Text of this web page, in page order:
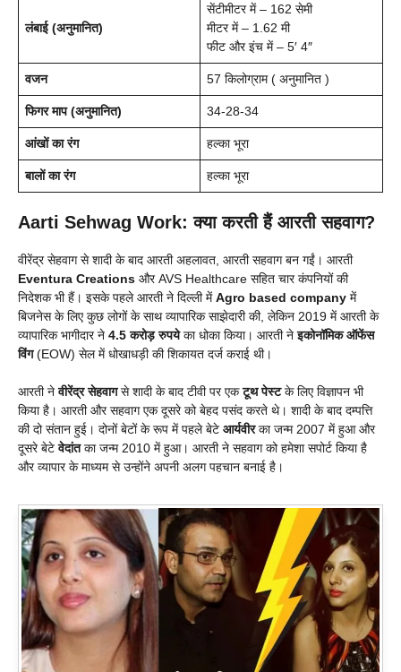
लंबाई (अनुमानित)
सेंटीमीटर में – 162 सेमी
मीटर में – 1.62 मी
फीट और इंच में – 5′ 4″
वजन 57 किलोग्राम ( अनुमानित )
फिगर माप (अनुमानित) 34-28-34
आंखों का रंग हल्का भूरा
बालों का रंग हल्का भूरा
Aarti Sehwag Work: क्या करती हैं आरती सहवाग?
वीरेंद्र सेहवाग से शादी के बाद आरती अहलावत, आरती सहवाग बन गईं। आरती
Eventura Creations और AVS Healthcare सहित चार कंपनियों की
निदेशक भी हैं। इसके पहले आरती ने दिल्ली मेंAgro based company में
बिजनेस के लिए कुछ लोगों के साथ व्यापारिक साझेदारी की, लेकिन 2019 में आरती के
व्यापारिक भागीदार ने 4.5 करोड़ रुपयेका धोका किया। आरती नेइकोनॉमिक ऑफेंस
विंग(EOW) सेल में धोखाधड़ी की शिकायत दर्ज कराई थी।
आरती नेवीरेंद्र सेहवागसे शादी के बाद टीवी पर एकटूथ पेस्टके लिए विज्ञापन भी
किया है। आरती और सहवाग एक दूसरे को बेहद पसंद करते थे। शादी के बाद दम्पत्ति
की दो संतान हुई। दोनों बेटों के रूप में पहले बेटे आर्यवीरका जन्म 2007 में हुआ और
दूसरे बेटेवेदांतका जन्म 2010 में हुआ। आरती ने सहवाग को हमेशा सपोर्ट किया है
और व्यापार के माध्यम से उन्होंने अपनी अलग पहचान बनाई है।